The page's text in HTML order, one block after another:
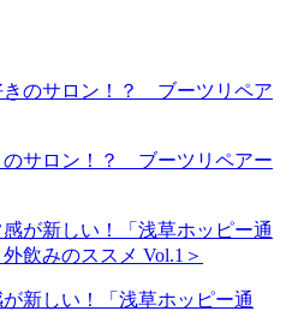
のサロン！？ ブーツリペアー
新しい！「浅草ホッピー通